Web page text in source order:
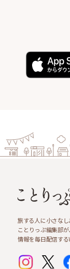
旅する人に小さなし
ことりっぷ編集部
情報を毎日配信する